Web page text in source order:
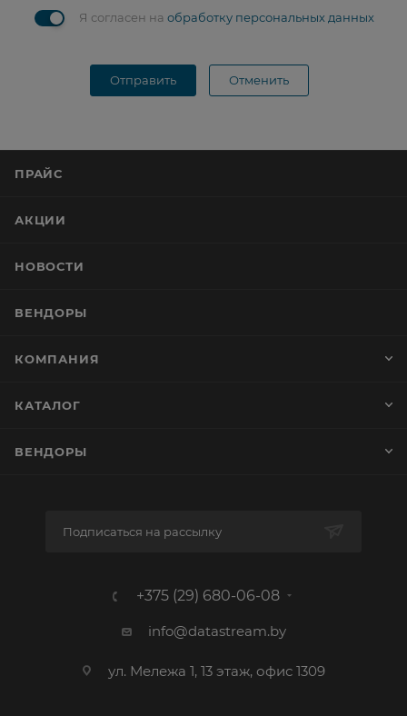
Я согласен на обработку персональных данных
Отправить Отменить
ПРАЙС
АКЦИИ
НОВОСТИ
ВЕНДОРЫ
КОМПАНИЯ
КАТАЛОГ
ВЕНДОРЫ
Подписаться на рассылку
+375 (29) 680-06-08
info@datastream.by
ул. Мележа 1, 13 этаж, офис 1309